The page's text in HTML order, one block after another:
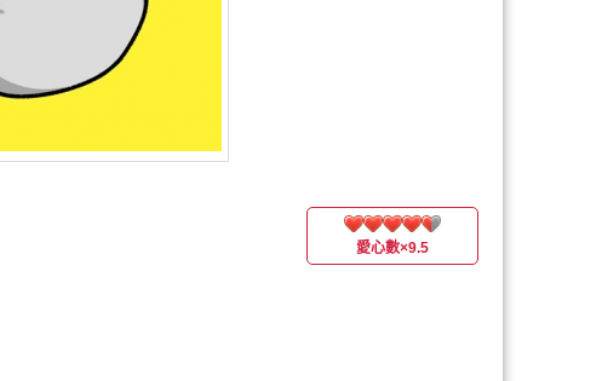
愛心數×9.5